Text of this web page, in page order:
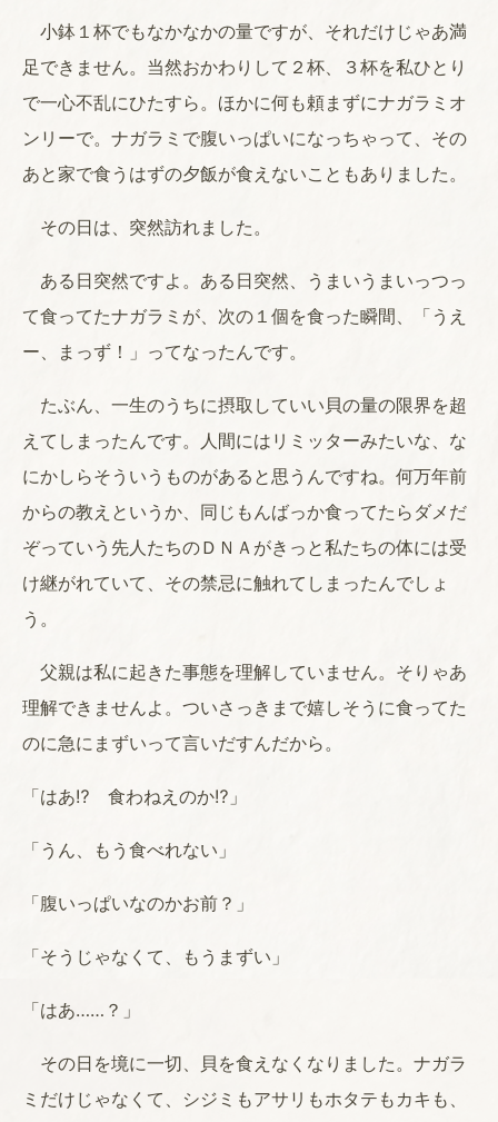
小鉢１杯でもなかなかの量ですが、それだけじゃあ満
足できません。当然おかわりして２杯、３杯を私ひとり
で一心不乱にひたすら。ほかに何も頼まずにナガラミオ
ンリーで。ナガラミで腹いっぱいになっちゃって、その
あと家で食うはずの夕飯が食えないこともありました。
その日は、突然訪れました。
ある日突然ですよ。ある日突然、うまいうまいっつっ
て食ってたナガラミが、次の１個を食った瞬間、「うえ
ー、まっず！」ってなったんです。
たぶん、一生のうちに摂取していい貝の量の限界を超
えてしまったんです。人間にはリミッターみたいな、な
にかしらそういうものがあると思うんですね。何万年前
からの教えというか、同じもんばっか食ってたらダメだ
ぞっていう先人たちのＤＮＡがきっと私たちの体には受
け継がれていて、その禁忌に触れてしまったんでしょ
う。
父親は私に起きた事態を理解していません。そりゃあ
理解できませんよ。ついさっきまで嬉しそうに食ってた
のに急にまずいって言いだすんだから。
「はあ⁉ 食わねえのか⁉」
「うん、もう食べれない」
「腹いっぱいなのかお前？」
「そうじゃなくて、もうまずい」
「はあ……？」
その日を境に一切、貝を食えなくなりました。ナガラ
ミだけじゃなくて、シジミもアサリもホタテもカキも、